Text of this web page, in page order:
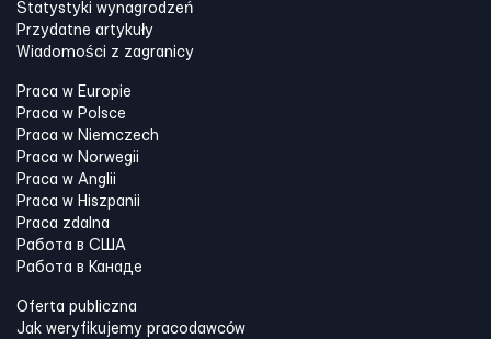
Statystyki wynagrodzeń
Przydatne artykuły
Wiadomości z zagranicy
Praca w Europie
Praca w Polsce
Praca w Niemczech
Praca w Norwegii
Praca w Anglii
Praca w Hiszpanii
Praca zdalna
Работа в США
Работа в Канадe
Oferta publiczna
Jak weryfikujemy pracodawców